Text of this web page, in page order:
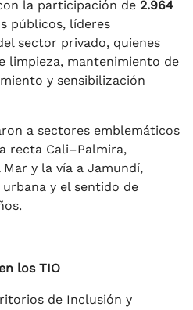
la participación de 2.964
públicos, líderes
sector privado, quienes
limpieza, mantenimiento de
y sensibilización
a sectores emblemáticos
recta Cali–Palmira,
y la vía a Jamundí,
y el sentido de
los TIO
de Inclusión y